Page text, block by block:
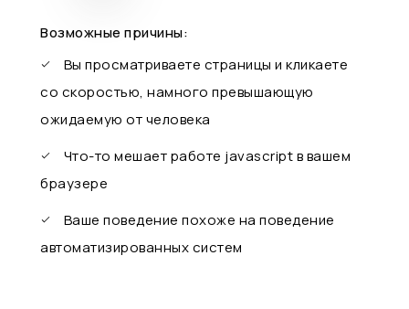
Возможные причины:
Вы просматриваете страницы и кликаете
со скоростью, намного превышающую
ожидаемую от человека
Что-то мешает работе javascript в вашем
браузере
Ваше поведение похоже на поведение
автоматизированных систем